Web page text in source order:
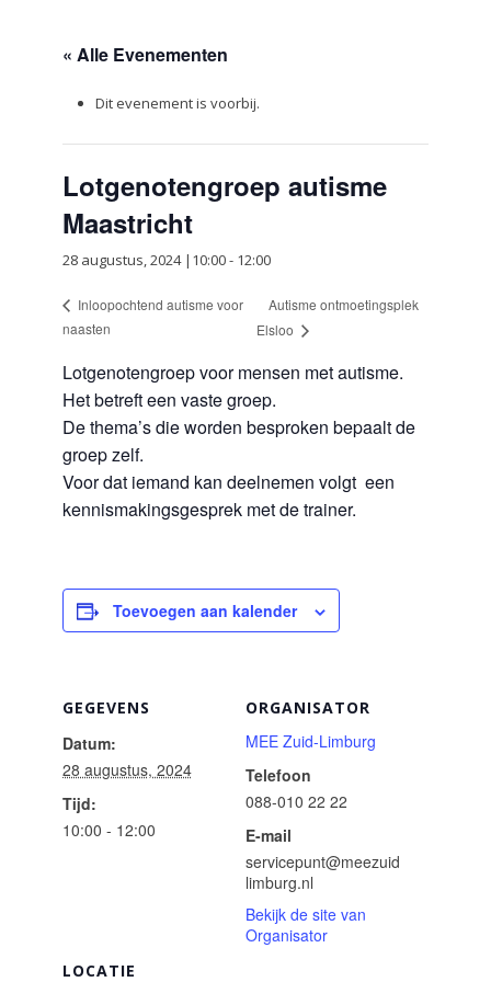
« Alle Evenementen
Dit evenement is voorbij.
Lotgenotengroep autisme
Maastricht
28 augustus, 2024 |10:00- 12:00
Inloopochtend autisme voor
naasten
Autisme ontmoetingsplek
Elsloo
Lotgenotengroep voor mensen met autisme.
Het betreft een vaste groep.
De thema’s die worden besproken bepaalt de
groep zelf.
Voor dat iemand kan deelnemen volgt een
kennismakingsgesprek met de trainer.
Toevoegen aan kalender
GEGEVENS
Datum:
28 augustus, 2024
Tijd:
10:00 - 12:00
LOCATIE
ORGANISATOR
MEE Zuid-Limburg
Telefoon
088-010 22 22
E-mail
servicepunt@meezuid
limburg.nl
Bekijk de site van
Organisator